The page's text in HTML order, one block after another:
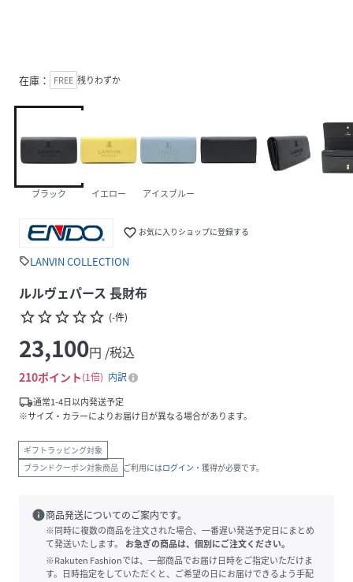
在庫： FREE 残りわずか
ブラック イエロー アイスブルー
favorite_border お気に入りショップに登録する
sellLANVIN COLLECTION
ルルヴェパース 長財布
star_borderstar_borderstar_borderstar_borderstar_border (-件)
23,100円 /税込
210ポイント 1倍
内訳
local_shipping通常1-4日以内発送予定
※サイズ・カラーによりお届け日が異なる場合があります。
ギフトラッピング対象
ブランドクーポン対象商品 ご利用にはログイン ・獲得が必要です。
info商品発送についてのご案内です。
※同時に複数の商品を注文された場合、一番遅い発送予定日にまとめ
て発送いたします。
お急ぎの商品は、個別にご注文ください。
※Rakuten Fashionでは、一部商品でお届け日時をご指定いただけま
す。日時指定をしていただくと、ご希望の日にお届けできるよう手配